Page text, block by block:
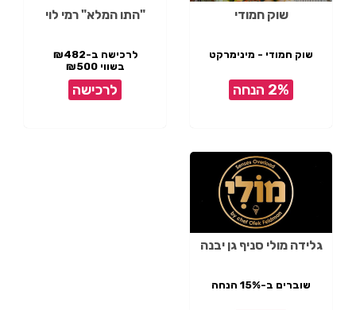
שוק חמודי
שוק חמודי - מינימרקט
2% הנחה
"התו המלא" רמי לוי
לרכישה ב-₪482
בשווי ₪500
לרכישה
גלידה מולי סניף גן יבנה
שוברים ב-15% הנחה